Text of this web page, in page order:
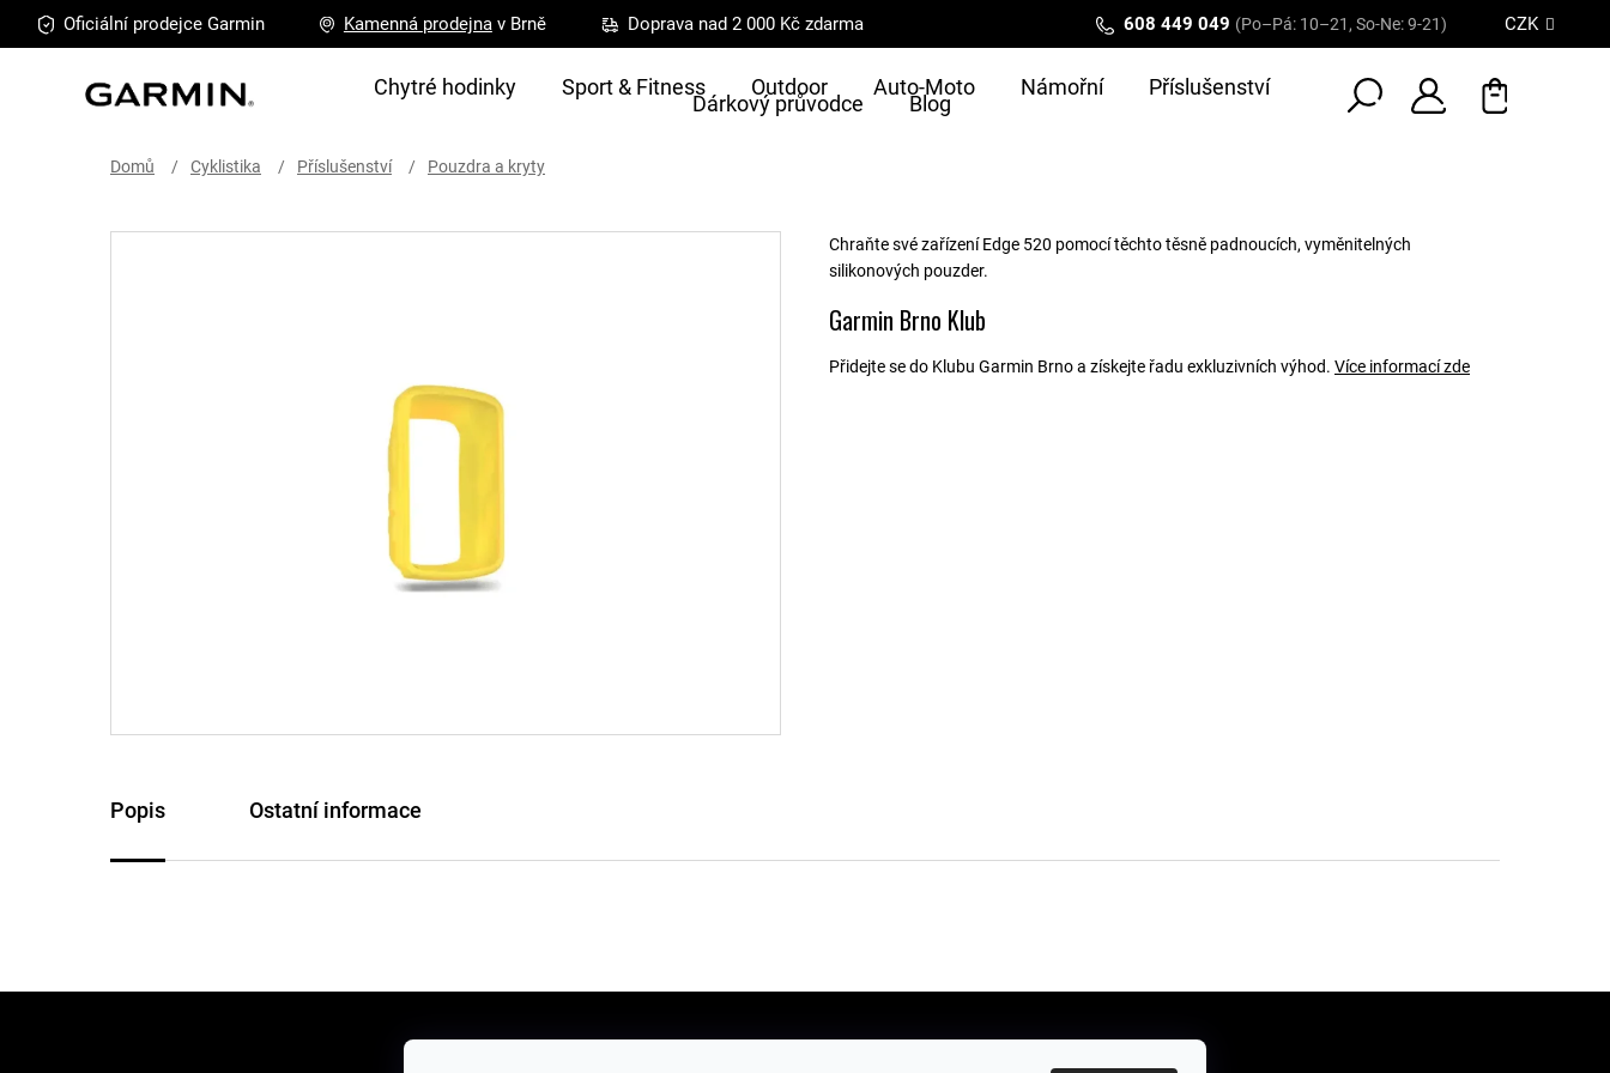
Oficiální prodejce Garmin Kamenná prodejnav Brně Doprava nad 2 000 Kč zdarma 608 449 049 (Po–Pá: 10–21, So-Ne: 9-21) CZK
Chytré hodinky Sport & Fitness Outdoor Auto-Moto Námořní Příslušenství
Dárkový průvodce Blog
Domů Cyklistika Příslušenství Pouzdra a kryty
Chraňte své zařízení Edge 520 pomocí těchto těsně padnoucích, vyměnitelných
silikonových pouzder.
Garmin Brno Klub
Přidejte se do Klubu Garmin Brno a získejte řadu exkluzivních výhod. Více informací zde
Popis Ostatní informace